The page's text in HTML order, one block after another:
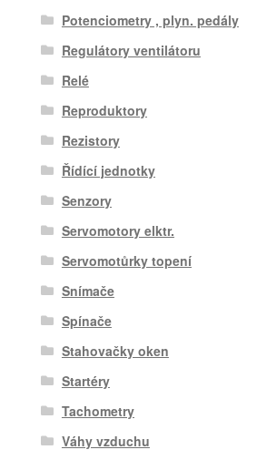
Potenciometry , plyn. pedály
Regulátory ventilátoru
Relé
Reproduktory
Rezistory
Řídící jednotky
Senzory
Servomotory elktr.
Servomotůrky topení
Snímače
Spínače
Stahovačky oken
Startéry
Tachometry
Váhy vzduchu